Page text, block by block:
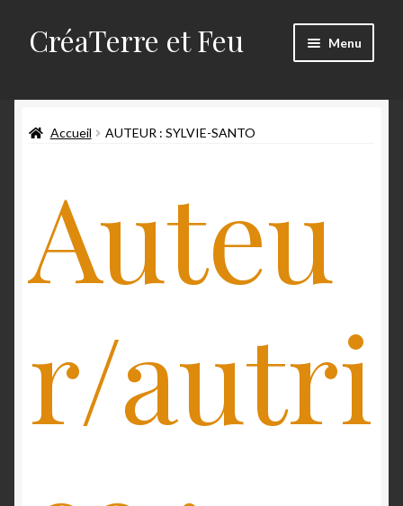
CréaTerre et Feu Menu
Blog
Mon compte
Mon travail
Qui suis-je
Validation de la commande
Accueil AUTEUR : SYLVIE-SANTO
Auteu
r/autri